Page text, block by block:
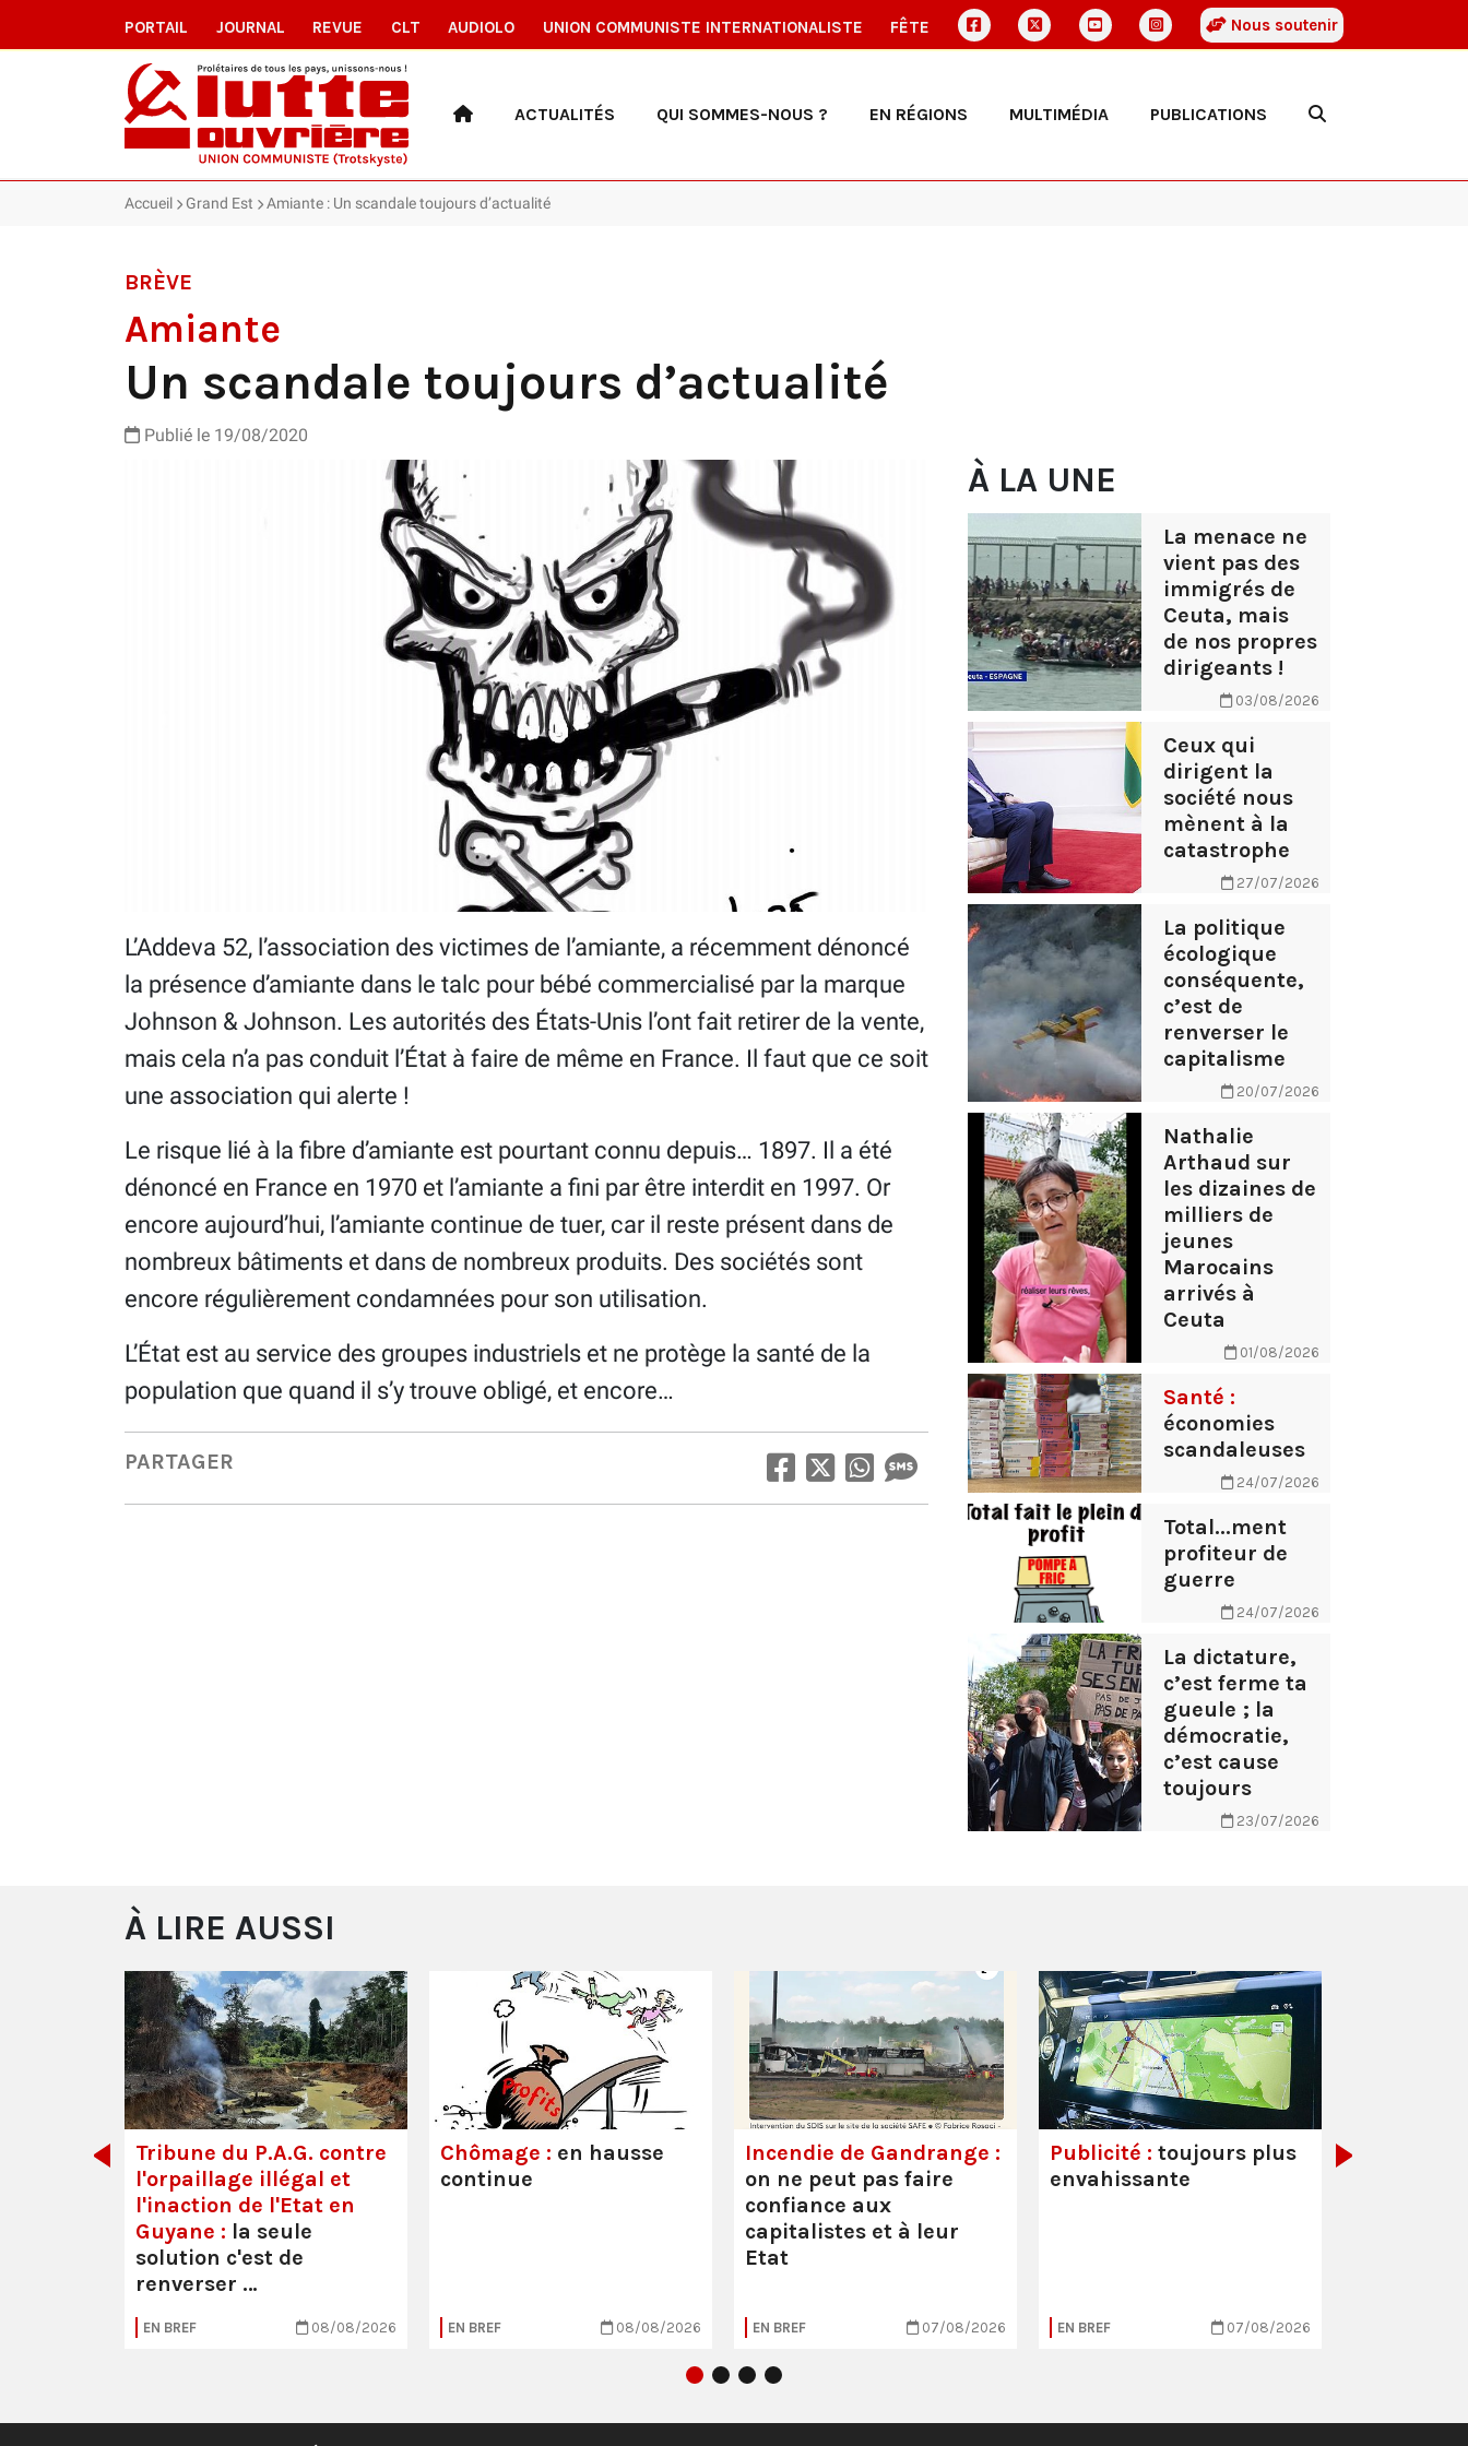
PORTAIL JOURNAL REVUE CLT AUDIOLO UNION COMMUNISTE INTERNATIONALISTE FÊTE Nous soutenir
ACTUALITÉS QUI SOMMES-NOUS ? EN RÉGIONS MULTIMÉDIA PUBLICATIONS
Accueil Grand Est Amiante : Un scandale toujours d’actualité
BRÈVE
Amiante
Un scandale toujours d’actualité
Publié le 19/08/2020
L’Addeva 52, l’association des victimes de l’amiante, a récemment dénoncé
la présence d’amiante dans le talc pour bébé commercialisé par la marque
Johnson & Johnson. Les autorités des États-Unis l’ont fait retirer de la vente,
mais cela n’a pas conduit l’État à faire de même en France. Il faut que ce soit
une association qui alerte !
Le risque lié à la fibre d’amiante est pourtant connu depuis… 1897. Il a été
dénoncé en France en 1970 et l’amiante a fini par être interdit en 1997. Or
encore aujourd’hui, l’amiante continue de tuer, car il reste présent dans de
nombreux bâtiments et dans de nombreux produits. Des sociétés sont
encore régulièrement condamnées pour son utilisation.
L’État est au service des groupes industriels et ne protège la santé de la
population que quand il s’y trouve obligé, et encore…
PARTAGER
À LA UNE
La menace ne
vient pas des
immigrés de
Ceuta, mais
de nos propres
dirigeants !
03/08/2026
Ceux qui
dirigent la
société nous
mènent à la
catastrophe
27/07/2026
La politique
écologique
conséquente,
c’est de
renverser le
capitalisme
20/07/2026
Nathalie
Arthaud sur
les dizaines de
milliers de
jeunes
Marocains
arrivés à
Ceuta
01/08/2026
Santé :
économies
scandaleuses
24/07/2026
Total...ment
profiteur de
guerre
24/07/2026
La dictature,
c’est ferme ta
gueule ; la
démocratie,
c’est cause
toujours
23/07/2026
À LIRE AUSSI
Tribune du P.A.G. contre
l'orpaillage illégal et
l'inaction de l'Etat en
Guyane : la seule
solution c'est de
renverser …
EN BREF 08/08/2026
Chômage : en hausse
continue
EN BREF 08/08/2026
Incendie de Gandrange :
on ne peut pas faire
confiance aux
capitalistes et à leur
Etat
EN BREF 07/08/2026
Publicité : toujours plus
envahissante
EN BREF 07/08/2026